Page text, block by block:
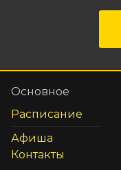
Основное
Расписание
Афиша
Контакты